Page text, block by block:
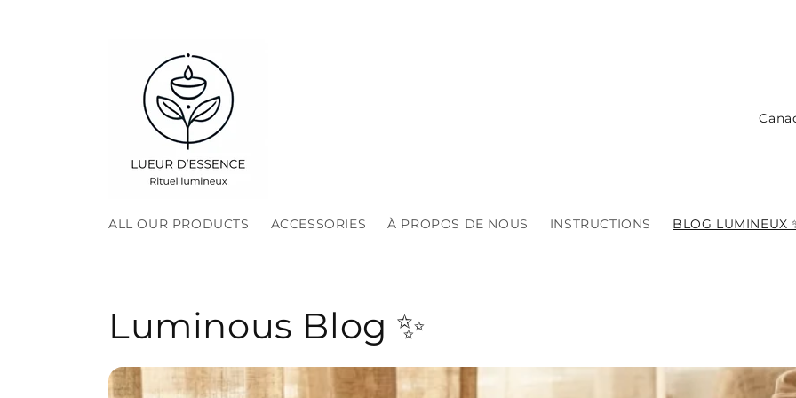
ALL OUR PRODUCTS ACCESSORIES À PROPOS DE NOUS INSTRUCTIONS BLOG LUMINEUX
C
t
e
Luminous Blog ✨